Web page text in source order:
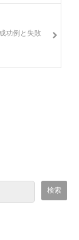
功例と失敗